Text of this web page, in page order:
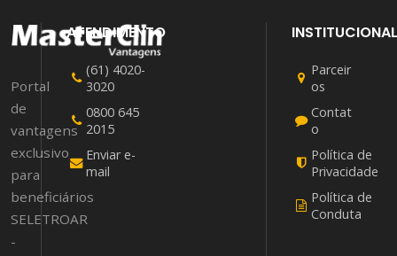
Portal
de
vantagens
exclusivo
para
beneficiários
SELETROAR
-
ATENDIMENTO
(61) 4020-
3020
0800 645
2015
Enviar e-
mail
INSTITUCIONAL
Parceir
os
Contat
o
Política de
Privacidade
Política de
Conduta